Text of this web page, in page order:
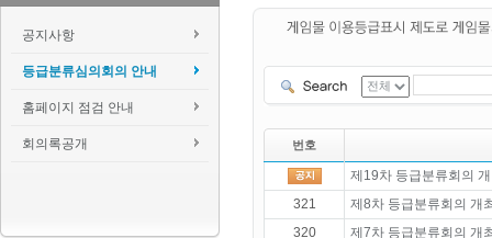
공지사항
등급분류심의회의 안내
홈페이지 점검 안내
회의록공개 번호
제19차 등급분류회의
321
제8차 등급분류회의 개
320
제7차 등급분류회의 개